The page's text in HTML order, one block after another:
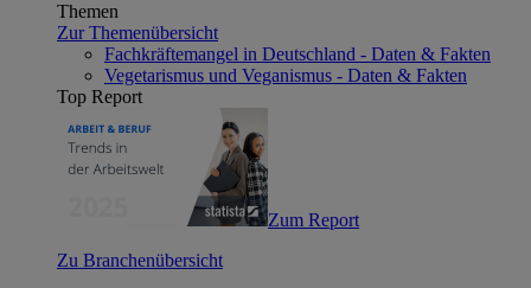
Themen
Zur Themenübersicht
Fachkräftemangel in Deutschland - Daten & Fakten
Vegetarismus und Veganismus - Daten & Fakten
Top Report
Zum Report
Zu Branchenübersicht